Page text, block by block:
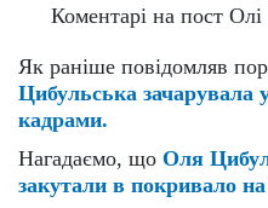
Коментарі на пост
Як раніше повідомляв
Цибульська зачарувала
кадрами.
Нагадаємо, що Оля
закутали в покривало на